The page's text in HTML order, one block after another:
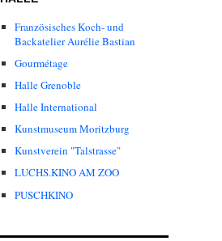
Französisches Koch- und
Backatelier Aurélie Bastian
Gourmétage
Halle Grenoble
Halle International
Kunstmuseum Moritzburg
Kunstverein "Talstrasse"
LUCHS.KINO AM ZOO
PUSCHKINO